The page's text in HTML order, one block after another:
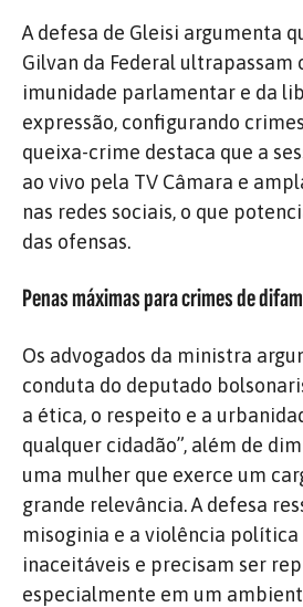
A defesa de Gleisi argumenta
Gilvan da Federal ultrapassam
imunidade parlamentar e da
expressão, configurando
queixa-crime destaca que a
ao vivo pela TV Câmara e
nas redes sociais, o que
das ofensas.
Penas máximas para crimes de
Os advogados da ministra
conduta do deputado
a ética, o respeito e a
qualquer cidadão”, além de
uma mulher que exerce um
grande relevância. A defesa
misoginia e a violência política
inaceitáveis e precisam ser
especialmente em um